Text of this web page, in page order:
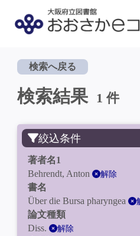
検索へ戻る
検索結果 1 件
絞込条件
著者名1
Behrendt, Anton
解除
書名
Über die Bursa pharyngea
論文種類
Diss.
解除